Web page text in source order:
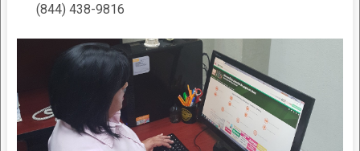
(844) 438-9816